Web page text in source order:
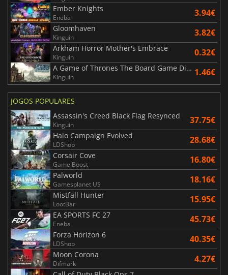
Ember Knights
Eneba 3.94€
Gloomhaven
Kinguin 3.82€
Arkham Horror Mother's Embrace
Kinguin 0.32€
A Game of Thrones The Board Game Digital Edition
Kinguin 1.46€
JOGOS POPULARES
Assassin's Creed Black Flag Resynced
Kinguin 37.75€
Halo Campaign Evolved
LDShop 28.68€
Corsair Cove
Game Boost 16.80€
Palworld
Gamesplanet US 18.16€
Mistfall Hunter
LootBar 15.95€
EA SPORTS FC 27
Eneba 45.73€
Forza Horizon 6
LDShop 40.35€
Moon Corona
Difmark 4.27€